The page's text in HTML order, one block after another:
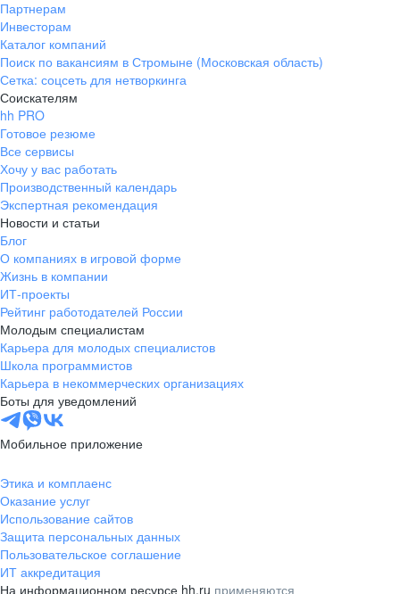
Партнерам
Инвесторам
Каталог компаний
Поиск по вакансиям в Стромыне (Московская область)
Сетка: соцсеть для нетворкинга
Соискателям
hh PRO
Готовое резюме
Все сервисы
Хочу у вас работать
Производственный календарь
Экспертная рекомендация
Новости и статьи
Блог
О компаниях в игровой форме
Жизнь в компании
ИТ-проекты
Рейтинг работодателей России
Молодым специалистам
Карьера для молодых специалистов
Школа программистов
Карьера в некоммерческих организациях
Боты для уведомлений
Мобильное приложение
Этика и комплаенс
Оказание услуг
Использование сайтов
Защита персональных данных
Пользовательское соглашение
ИТ аккредитация
На информационном ресурсе hh.ru применяются